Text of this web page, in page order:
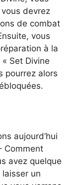
devrez
de combat
vous
à la
Set Divine
pourrez alors
aujourd’hui
Comment
avez quelque
laisser un